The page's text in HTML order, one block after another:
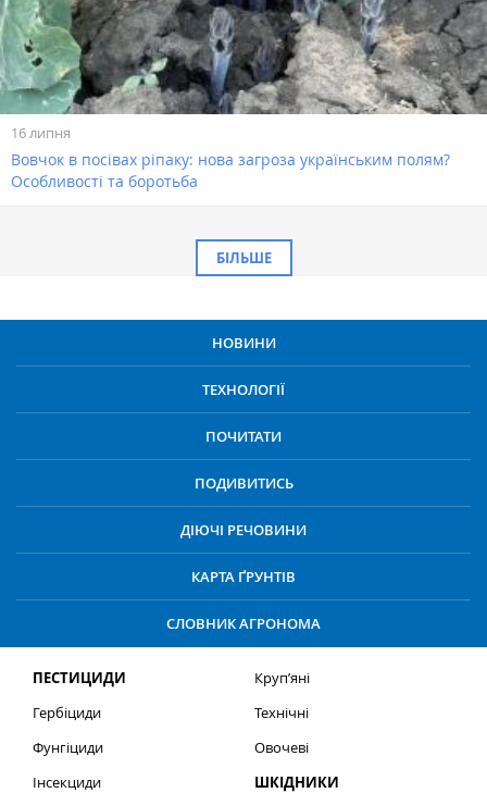
16 липня
Вовчок в посівах ріпаку: нова загроза українським полям?
Особливості та боротьба
БІЛЬШЕ
НОВИНИ
ТЕХНОЛОГІЇ
ПОЧИТАТИ
ПОДИВИТИСЬ
ДІЮЧІ РЕЧОВИНИ
КАРТА ҐРУНТІВ
СЛОВНИК АГРОНОМА
ПЕСТИЦИДИ
Гербіциди
Фунгіциди
Інсекциди
Круп’яні
Технічні
Овочеві
ШКІДНИКИ